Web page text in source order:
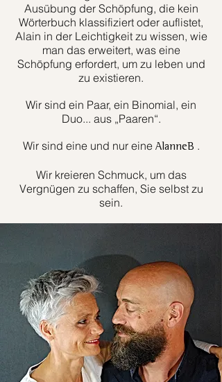
Ausübung der Schöpfung, die kein
Wörterbuch klassifiziert oder auflistet,
Alain in der Leichtigkeit zu wissen, wie
man das erweitert, was eine
Schöpfung erfordert, um zu leben und
zu existieren.
Wir sind ein Paar, ein Binomial, ein
Duo... aus „Paaren“.
Wir sind eine und nur eine AlanneB .
Wir kreieren Schmuck, um das
Vergnügen zu schaffen, Sie selbst zu
sein.